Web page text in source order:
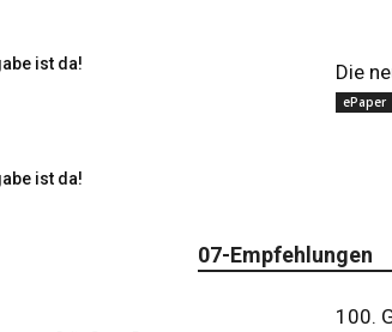
ist da!
ist da!
Die
ePaper
07-Empfehlungen
100.